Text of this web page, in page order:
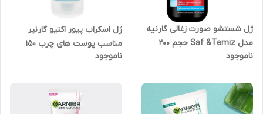
ژل شستشو صورت زغالی گارنیه
مدل Saf &Temiz حجم 200
میلی لیتر
ناموجود
ژل اسکراب پیور اکتیو گارنیر
مناسب پوست های چرب ۱۵۰
میل
ناموجود